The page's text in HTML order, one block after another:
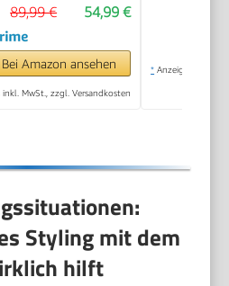
display 130°C -
Beach Waves,
&
Locken für
54,99 €
89,99 €
Bei Amazon ansehen
inkl. MwSt., zzgl. Versandkosten
* Anzeige
Styling mit dem
hilft